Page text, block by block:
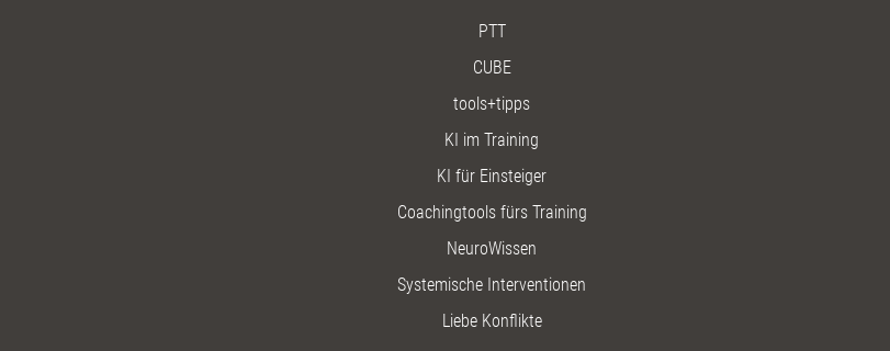
PTT
CUBE
tools+tipps
KI im Training
KI für Einsteiger
Coachingtools fürs Training
NeuroWissen
Systemische Interventionen
Liebe Konflikte